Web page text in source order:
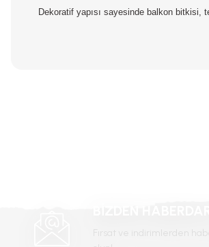
Dekoratif yapısı sayesinde balkon bitkisi,